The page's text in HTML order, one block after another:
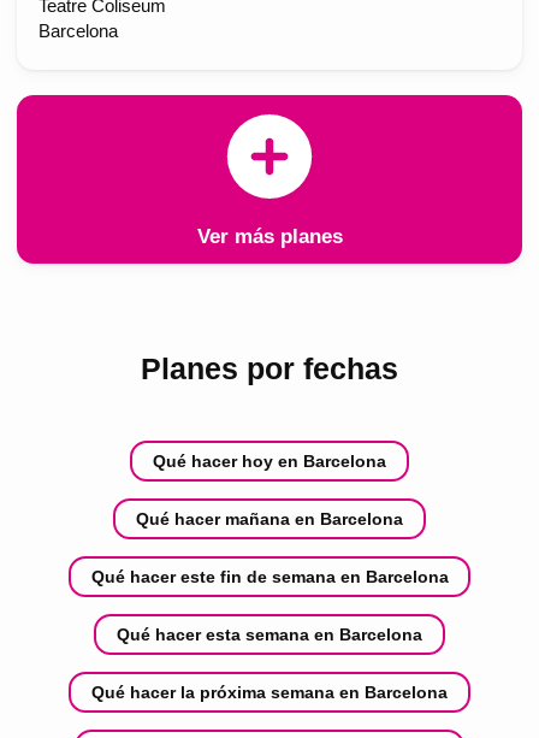
Teatre Coliseum
Barcelona
Ver más planes
Planes por fechas
Qué hacer hoy en Barcelona
Qué hacer mañana en Barcelona
Qué hacer este fin de semana en Barcelona
Qué hacer esta semana en Barcelona
Qué hacer la próxima semana en Barcelona